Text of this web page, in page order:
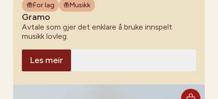
For lag Musikk
Gramo
Avtale som gjer det enklare å bruke innspelt
musikk lovleg.
Les meir